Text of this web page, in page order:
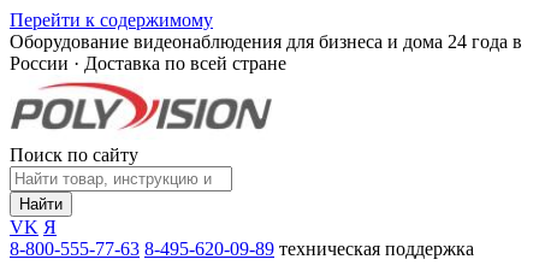
Перейти к содержимому
Оборудование видеонаблюдения для бизнеса и дома 24 года в
России · Доставка по всей стране
Поиск по сайту
Найти
VK Я
8-800-555-77-63 8-495-620-09-89 техническая поддержка